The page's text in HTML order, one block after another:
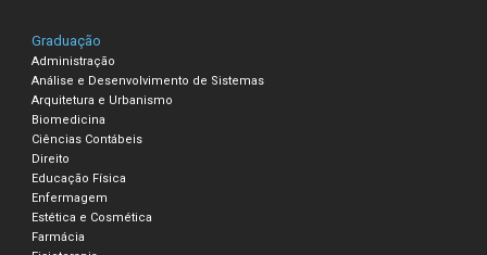
Graduação
Administração
Análise e Desenvolvimento de Sistemas
Arquitetura e Urbanismo
Biomedicina
Ciências Contábeis
Direito
Educação Física
Enfermagem
Estética e Cosmética
Farmácia